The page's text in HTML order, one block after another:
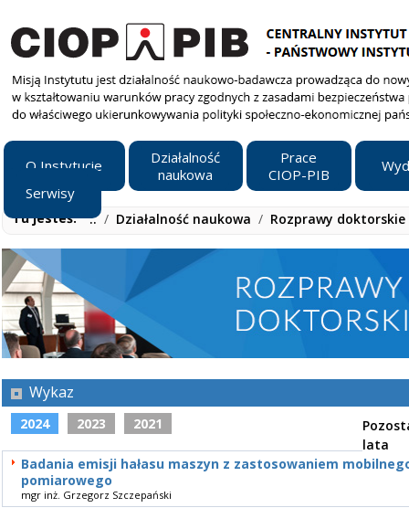
O Instytucie
Działalność
naukowa
Prace
CIOP-PIB
Serwisy
Tu jesteś: ../ Działalność naukowa / Rozprawy doktorskie
Wykaz
2024 2023 2021
lata
Badania emisji hałasu maszyn z zastosowaniem
pomiarowego
mgr inż. Grzegorz Szczepański